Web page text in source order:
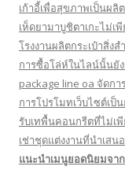
เก้าอี้เพื่อสุขภาพเป็นผ
เห็ดยามาบูชิตาเกะไม่
โรงงานผลิตกระเป๋าสิ่ง
การซื้อโล่ห์ในไลน์นั้นยั
package line oa จัดก
การโปรโมทเว็บไซต์เป็
รับเทพื้นคอนกรีตที่ไม่เ
เช่าชุดแต่งงานที่นำเส
แนะนำเมนูยอดนิยมจา